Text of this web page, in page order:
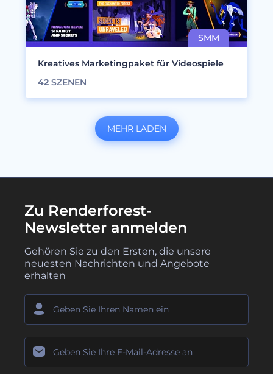
Kreatives Marketingpaket für Videospiele
42 SZENEN
MEHR LADEN
Zu Renderforest-
Newsletter anmelden
Gehören Sie zu den Ersten, die unsere
neuesten Nachrichten und Angebote
erhalten